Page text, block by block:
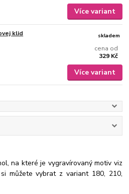
Více variant
klid
cena od
329 Kč
skladem
Více variant
na které je vygravírovaný motiv viz
můžete vybrat z variant 180, 210,